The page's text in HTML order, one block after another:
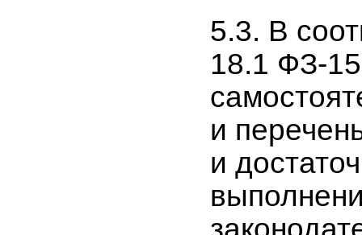
5.3. В
18.1 ФЗ-
и
и